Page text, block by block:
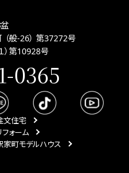
般-26） 第37272号
）第10928号
0365
文住宅
フォーム
家町モデルハウス